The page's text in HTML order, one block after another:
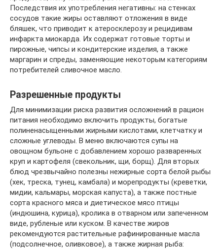
Последствия их употребления негативны: на стенках
сосудов такие жиры оставляют отложения в виде
бляшек, что приводит к атеросклерозу и рецидивам
инфаркта миокарда. Их содержат готовые торты и
пирожные, чипсы и кондитерские изделия, а также
маргарин и спреды, заменяющие некоторым категориям
потребителей сливочное масло.
Разрешенные продукты
Для минимизации риска развития осложнений в рацион
питания необходимо включить продукты, богатые
полиненасыщенными жирными кислотами, клетчатку и
сложные углеводы. В меню включаются супы на
овощном бульоне с добавлением хорошо разваренных
круп и картофеля (свекольник, щи, борщ). Для вторых
блюд чрезвычайно полезны нежирные сорта белой рыбы
(хек, треска, тунец, камбала) и морепродукты (креветки,
мидии, кальмары, морская капуста), а также постные
сорта красного мяса и диетическое мясо птицы
(индюшина, курица), кролика в отварном или запеченном
виде, рубленые или куском. В качестве жиров
рекомендуются растительные рафинированные масла
(подсолнечное, оливковое), а также жирная рыба: